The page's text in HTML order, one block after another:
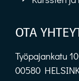
OTA
Työpajankatu
00580